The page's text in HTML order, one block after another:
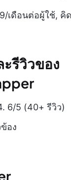
เดือนต่อผู้ใช้, คิ
รีวิวของ
6/5 (40+ รีวิว)
อง